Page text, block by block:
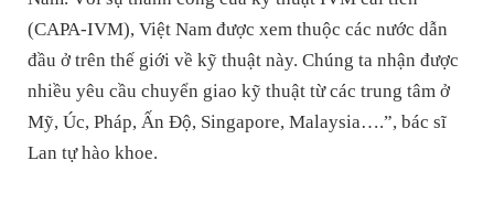
(CAPA-IVM), Việt Nam được xem thuộc các nước dẫn
đầu ở trên thế giới về kỹ thuật này. Chúng ta nhận được
nhiều yêu cầu chuyển giao kỹ thuật từ các trung tâm ở
Mỹ, Úc, Pháp, Ấn Độ, Singapore, Malaysia….”, bác sĩ
Lan tự hào khoe.